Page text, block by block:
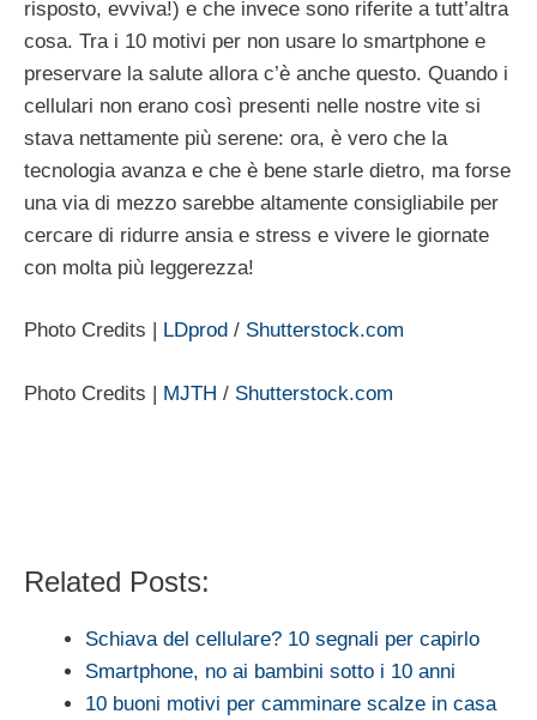
risposto, evviva!) e che invece sono riferite a tutt’altra
cosa. Tra i 10 motivi per non usare lo smartphone e
preservare la salute allora c’è anche questo. Quando i
cellulari non erano così presenti nelle nostre vite si
stava nettamente più serene: ora, è vero che la
tecnologia avanza e che è bene starle dietro, ma forse
una via di mezzo sarebbe altamente consigliabile per
cercare di ridurre ansia e stress e vivere le giornate
con molta più leggerezza!
Photo Credits | LDprod / Shutterstock.com
Photo Credits | MJTH / Shutterstock.com
Related Posts:
Schiava del cellulare? 10 segnali per capirlo
Smartphone, no ai bambini sotto i 10 anni
10 buoni motivi per camminare scalze in casa